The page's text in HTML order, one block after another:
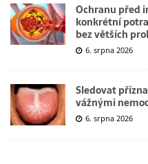
Ochranu před
konkrétní
bez větších
6. srpna 2026
Sledovat
vážnými
6. srpna 2026